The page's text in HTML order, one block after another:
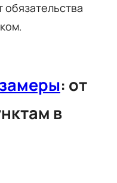
обязательства
: от
в